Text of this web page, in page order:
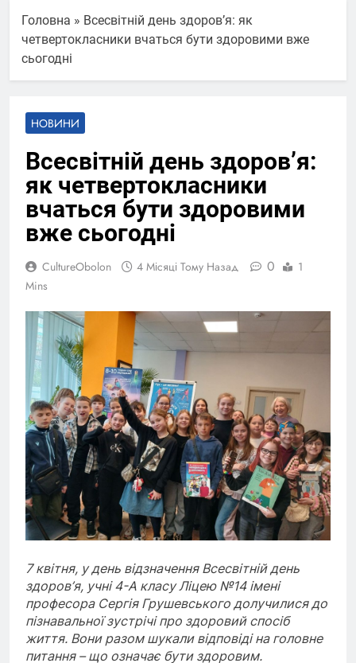
Головна » Всесвітній день здоров’я: як
четвертокласники вчаться бути здоровими вже
сьогодні
НОВИНИ
Всесвітній день здоров’я:
як четвертокласники
вчаться бути здоровими
вже сьогодні
CultureObolon 4 Місяці Тому Назад 0
1
Mins
7 квітня, у день відзначення Всесвітній день
здоров’я, учні 4-А класу Ліцею №14 імені
професора Сергія Грушевського долучилися до
пізнавальної зустрічі про здоровий спосіб
життя. Вони разом шукали відповіді на головне
питання – що означає бути здоровим.